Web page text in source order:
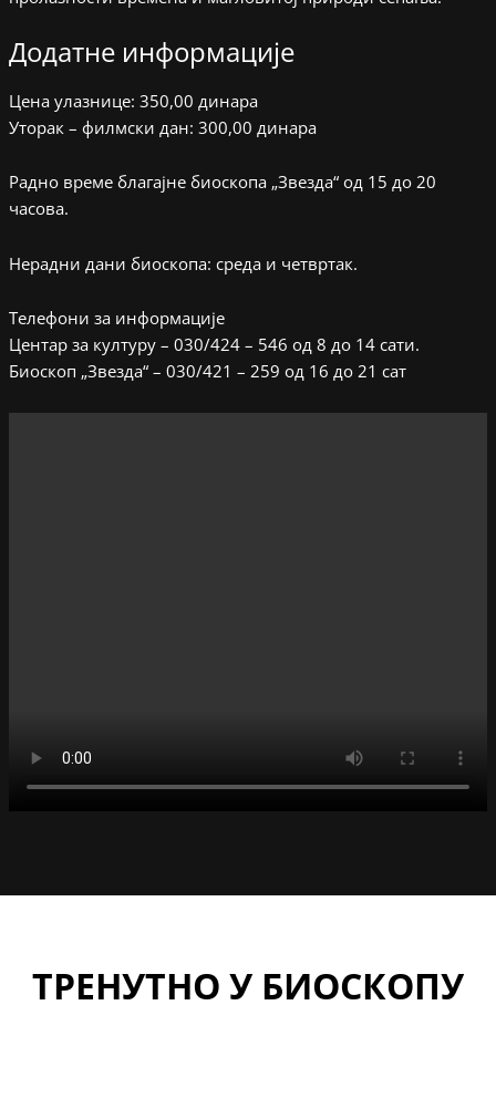
Додатне информације
Цена улазнице: 350,00 динара
Уторак – филмски дан: 300,00 динара
Радно време благајне биоскопа „Звезда“ од 15 до 20
часова.
Нерадни дани биоскопа: среда и четвртак.
Телефони за информације
Центар за културу – 030/424 – 546 од 8 до 14 сати.
Биоскоп „Звезда“ – 030/421 – 259 од 16 до 21 сат
ТРЕНУТНО У БИОСКОПУ